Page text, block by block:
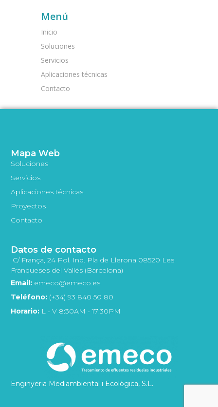
Menú
Inicio
Soluciones
Servicios
Aplicaciones técnicas
Contacto
Enginyeria Mediambiental i Ecològica, S.L.
Mapa Web
Soluciones
Servicios
Aplicaciones técnicas
Proyectos
Contacto
Datos de contacto
C/ França, 24 Pol. Ind. Pla de Llerona 08520 Les
Franqueses del Vallès (Barcelona)
Email: emeco@emeco.es
Teléfono: (+34) 93 840 50 80
Horario: L - V 8:30AM - 17:30PM